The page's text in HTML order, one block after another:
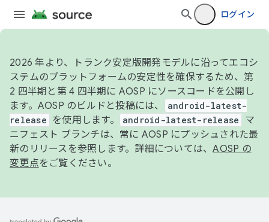
ログイン
2026 年より、トランク安定版開発モデルに沿ってエコシ
ステムのプラットフォームの安定性を確保するため、第
2 四半期と第 4 四半期に AOSP にソースコードを公開し
ます。AOSP のビルドと投稿には、
android-latest-
release
を使用します。 android-latest-release
マ
ニフェスト ブランチは、常に AOSP にプッシュされた最
新のリリースを参照します。詳細については、AOSP の
変更点をご覧ください。